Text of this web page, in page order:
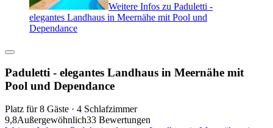
Weitere Infos zu Paduletti -
elegantes Landhaus in Meernähe mit Pool und
Dependance
Paduletti - elegantes Landhaus in Meernähe mit
Pool und Dependance
Platz für 8 Gäste · 4 Schlafzimmer
9,8Außergewöhnlich33 Bewertungen